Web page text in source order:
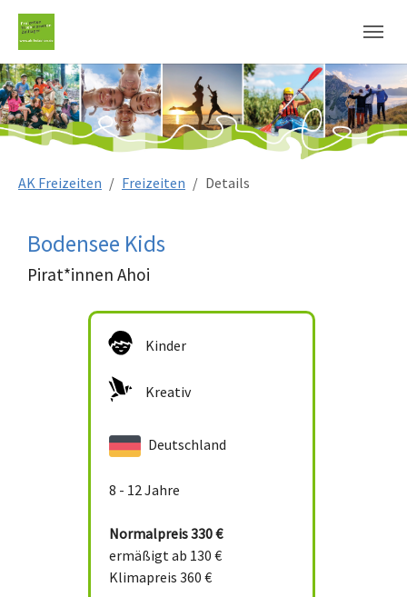
AK Freizeiten Freizeiten Details
Bodensee Kids
Pirat*innen Ahoi
Kinder
Kreativ
Deutschland
8 - 12 Jahre
Normalpreis330 €
ermäßigt ab 130 €
Klimapreis 360 €